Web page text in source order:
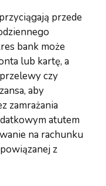
przede
bank może
lub kartę, a
czy
aby
zamrażania
atutem
na rachunku
z